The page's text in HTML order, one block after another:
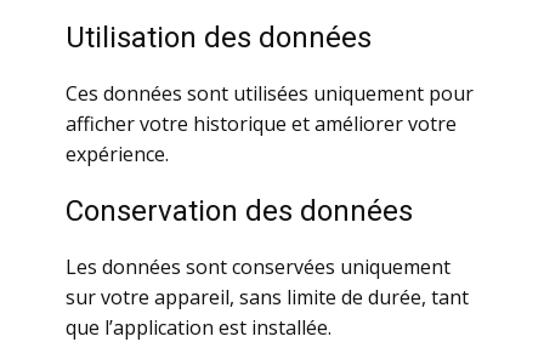
Utilisation des données
Ces données sont utilisées uniquement pour
afficher votre historique et améliorer votre
expérience.
Conservation des données
Les données sont conservées uniquement
sur votre appareil, sans limite de durée, tant
que l’application est installée.